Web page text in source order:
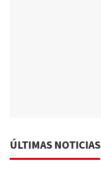
ÚLTIMAS NOTICIAS